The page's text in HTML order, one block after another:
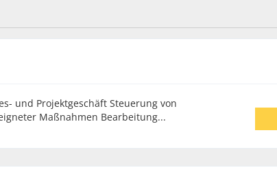
und Projektgeschäft Steuerung von
Maßnahmen Bearbeitung...